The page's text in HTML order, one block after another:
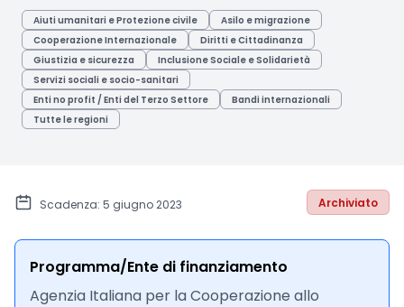
Aiuti umanitari e Protezione civile
Asilo e migrazione
Cooperazione Internazionale
Diritti e Cittadinanza
Giustizia e sicurezza
Inclusione Sociale e Solidarietà
Servizi sociali e socio-sanitari
Enti no profit / Enti del Terzo Settore
Bandi internazionali
Tutte le regioni
Scadenza: 5 giugno 2023 Archiviato
Programma/Ente di finanziamento
Agenzia Italiana per la Cooperazione allo